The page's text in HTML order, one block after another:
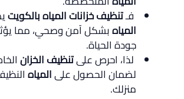
فـتنظيف خزانات المياه بالكويت
المياهبشكل آمن وصحي، مما يؤثر
جودة الحياة.
لذا، احرص علىتنظيف الخزان
لضمان الحصول علىالمياه
منزلك.